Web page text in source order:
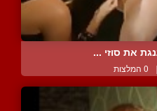
את סוזי ...
| 0 המלצות